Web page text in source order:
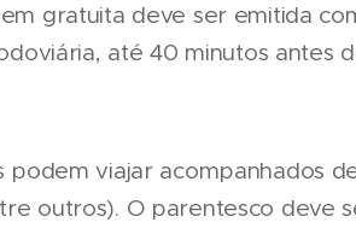
gratuita deve ser emitida
até 40 minutos antes
podem viajar acompanhados
outros). O parentesco deve